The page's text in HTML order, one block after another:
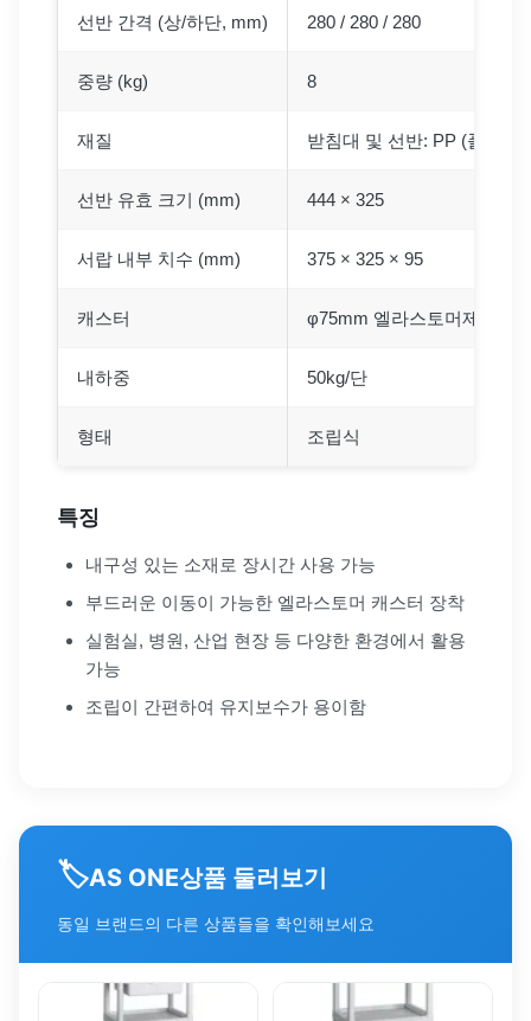
선반 간격 (상/하단, mm) 280 / 280 / 280
중량 (kg) 8
재질 받침대 및 선반: PP (폴리프
선반 유효 크기 (mm) 444 × 325
서랍 내부 치수 (mm) 375 × 325 × 95
캐스터 φ75mm 엘라스토머제 (2개
내하중 50kg/단
형태 조립식
특징
내구성 있는 소재로 장시간 사용 가능
부드러운 이동이 가능한 엘라스토머 캐스터 장착
실험실, 병원, 산업 현장 등 다양한 환경에서 활용
가능
조립이 간편하여 유지보수가 용이함
🏷️AS ONE상품 둘러보기
동일 브랜드의 다른 상품들을 확인해보세요